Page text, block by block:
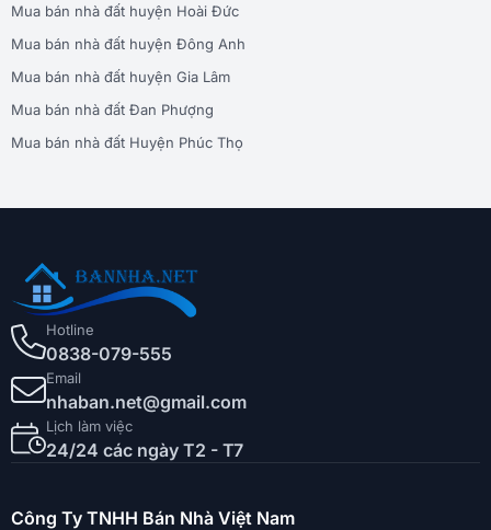
Mua bán nhà đất huyện Hoài Đức
Mua bán nhà đất huyện Đông Anh
Mua bán nhà đất huyện Gia Lâm
Mua bán nhà đất Đan Phượng
Mua bán nhà đất Huyện Phúc Thọ
Hotline
0838-079-555
Email
nhaban.net@gmail.com
Lịch làm việc
24/24 các ngày T2 - T7
Công Ty TNHH Bán Nhà Việt Nam